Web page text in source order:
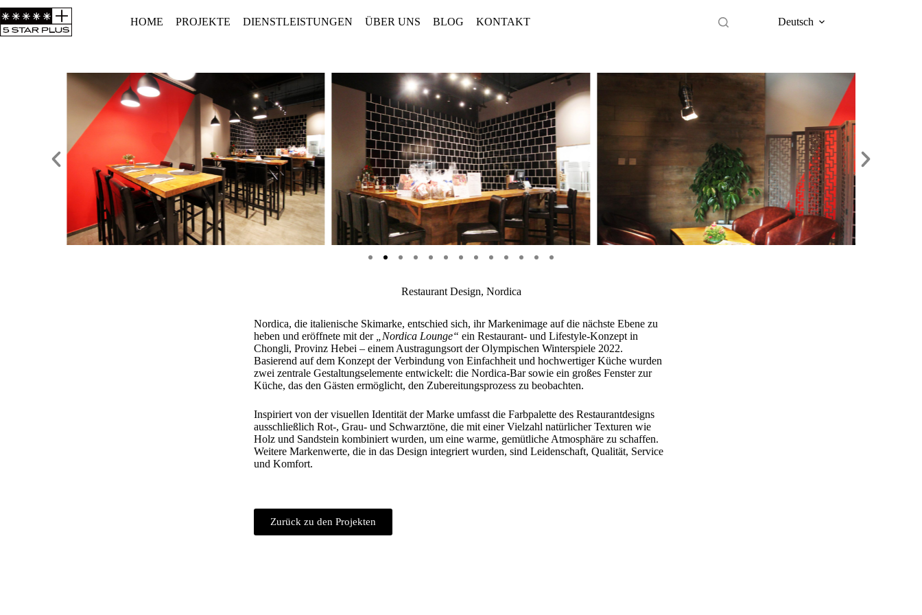
HOME PROJEKTE DIENSTLEISTUNGEN ÜBER UNS BLOG KONTAKT Deutsch
Restaurant Design, Nordica​
Nordica, die italienische Skimarke, entschied sich, ihr Markenimage auf die nächste Ebene zu
heben und eröffnete mit der
„Nordica Lounge“ ein Restaurant- und Lifestyle-Konzept in
Chongli, Provinz Hebei – einem Austragungsort der Olympischen Winterspiele 2022.
Basierend auf dem Konzept der Verbindung von Einfachheit und hochwertiger Küche wurden
zwei zentrale Gestaltungselemente entwickelt: die Nordica-Bar sowie ein großes Fenster zur
Küche, das den Gästen ermöglicht, den Zubereitungsprozess zu beobachten.
Inspiriert von der visuellen Identität der Marke umfasst die Farbpalette des Restaurantdesigns
ausschließlich Rot-, Grau- und Schwarztöne, die mit einer Vielzahl natürlicher Texturen wie
Holz und Sandstein kombiniert wurden, um eine warme, gemütliche Atmosphäre zu schaffen.
Weitere Markenwerte, die in das Design integriert wurden, sind Leidenschaft, Qualität, Service
und Komfort.
Zurück zu den Projekten